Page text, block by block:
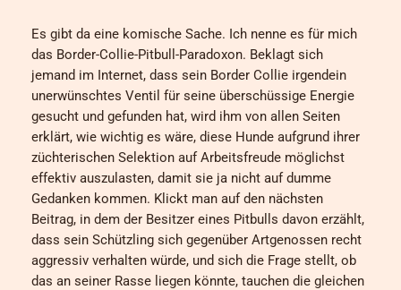
Es gibt da eine komische Sache. Ich nenne es für mich
das Border-Collie-Pitbull-Paradoxon. Beklagt sich
jemand im Internet, dass sein Border Collie irgendein
unerwünschtes Ventil für seine überschüssige Energie
gesucht und gefunden hat, wird ihm von allen Seiten
erklärt, wie wichtig es wäre, diese Hunde aufgrund ihrer
züchterischen Selektion auf Arbeitsfreude möglichst
effektiv auszulasten, damit sie ja nicht auf dumme
Gedanken kommen. Klickt man auf den nächsten
Beitrag, in dem der Besitzer eines Pitbulls davon erzählt,
dass sein Schützling sich gegenüber Artgenossen recht
aggressiv verhalten würde, und sich die Frage stellt, ob
das an seiner Rasse liegen könnte, tauchen die gleichen